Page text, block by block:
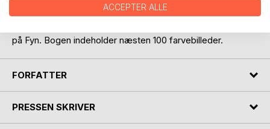
på Fyn. Bogen indeholder næsten 100 farvebilleder.
FORFATTER
PRESSEN SKRIVER
ACCEPTER ALLE